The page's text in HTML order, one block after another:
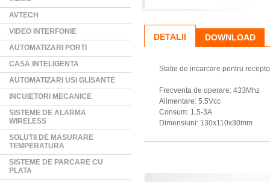
AVTECH
VIDEO INTERFONIE
AUTOMATIZARI PORTI
CASA INTELIGENTA
AUTOMATIZARI USI GLISANTE
INCUIETORI MECANICE
SISTEME DE ALARMA
WIRELESS
SOLUTII DE MASURARE
TEMPERATURA
SISTEME DE PARCARE CU
PLATA
DETALII DOWNLOAD
Statie de incarcare pentru
Frecventa de operare: 433Mhz
Alimentare: 5.5Vcc
Consum: 1.5-3A
Dimensiuni: 130x110x30mm